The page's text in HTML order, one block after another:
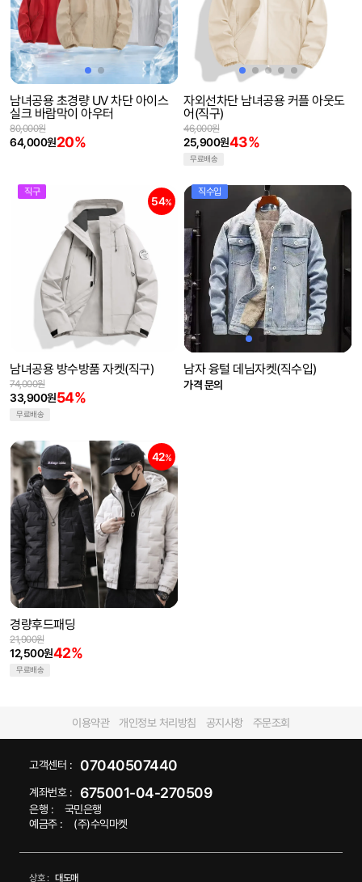
남녀공용 초경량 UV 차단 아이스
실크 바람막이 아우터
64,000원20%
80,000원
자외선차단 남녀공용 커플 아웃도
어(직구)
25,900원43%
46,000원
무료배송
직구
54%
남녀공용 방수방품 자켓(직구)
33,900원54%
74,000원
무료배송
직수입
남자 융털 데님자켓(직수입)
가격 문의
42%
경량후드패딩
12,500원42%
21,900원
무료배송
이용약관 개인정보 처리방침 공지사항 주문조회
고객센터 : 07040507440
계좌번호 : 675001-04-270509
은행 :
국민은행
예금주 :
(주)수익마켓
상호 : 대도매